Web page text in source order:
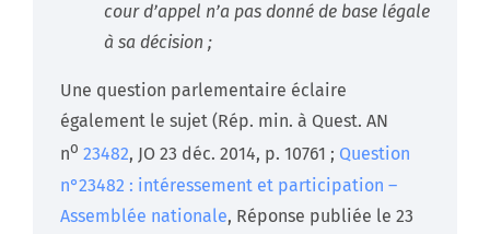
cour d’appel n’a pas donné de base légale
à sa décision ;
Une question parlementaire éclaire
également le sujet (Rép. min. à Quest. AN
no 23482, JO 23 déc. 2014, p. 10761 ; Question
n°23482 : intéressement et participation –
Assemblée nationale, Réponse publiée le 23